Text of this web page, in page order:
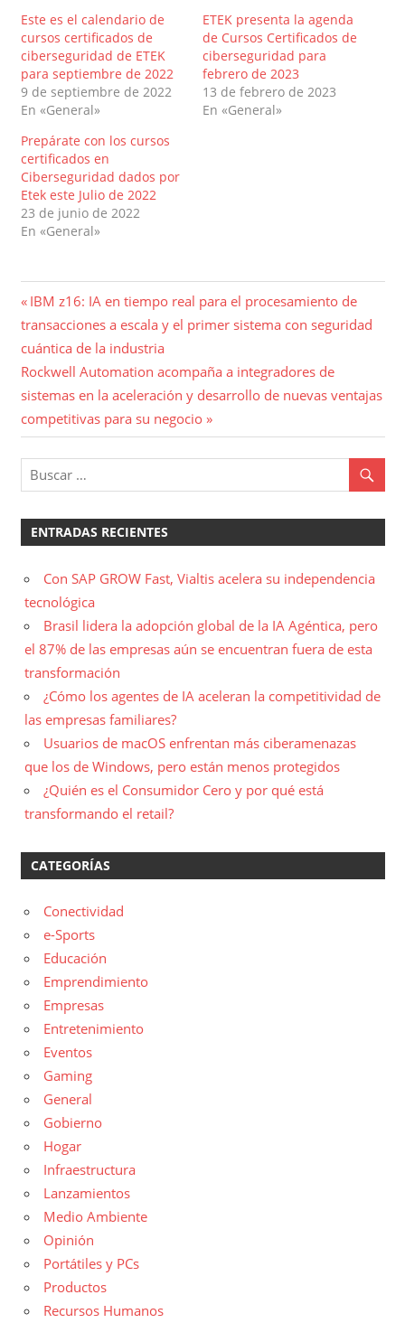
Este es el calendario de
cursos certificados de
ciberseguridad de ETEK
para septiembre de 2022
9 de septiembre de 2022
En «General»
ETEK presenta la agenda
de Cursos Certificados de
ciberseguridad para
febrero de 2023
13 de febrero de 2023
En «General»
Prepárate con los cursos
certificados en
Ciberseguridad dados por
Etek este Julio de 2022
23 de junio de 2022
En «General»
Navegación
de
entradas
Entrada
anterior:
IBM z16: IA en tiempo real para el procesamiento de
transacciones a escala y el primer sistema con seguridad
cuántica de la industria
Entrada
siguiente:
Rockwell Automation acompaña a integradores de
sistemas en la aceleración y desarrollo de nuevas ventajas
competitivas para su negocio
ENTRADAS RECIENTES
Con SAP GROW Fast, Vialtis acelera su independencia
tecnológica
Brasil lidera la adopción global de la IA Agéntica, pero
el 87% de las empresas aún se encuentran fuera de esta
transformación
¿Cómo los agentes de IA aceleran la competitividad de
las empresas familiares?
Usuarios de macOS enfrentan más ciberamenazas
que los de Windows, pero están menos protegidos
¿Quién es el Consumidor Cero y por qué está
transformando el retail?
CATEGORÍAS
Conectividad
e-Sports
Educación
Emprendimiento
Empresas
Entretenimiento
Eventos
Gaming
General
Gobierno
Hogar
Infraestructura
Lanzamientos
Medio Ambiente
Opinión
Portátiles y PCs
Productos
Recursos Humanos